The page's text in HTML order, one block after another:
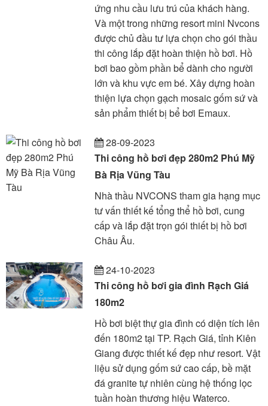
ứng nhu cầu lưu trú của khách hàng.
Và một trong những resort mini Nvcons
được chủ đầu tư lựa chọn cho gói thầu
thi công lắp đặt hoàn thiện hồ bơi. Hồ
bơi bao gồm phần bể dành cho người
lớn và khu vực em bé. Xây dựng hoàn
thiện lựa chọn gạch mosaic gốm sứ và
sản phẩm thiết bị bể bơi Emaux.
28-09-2023
Thi công hồ bơi đẹp 280m2 Phú Mỹ
Bà Rịa Vũng Tàu
Nhà thầu NVCONS tham gia hạng mục
tư vấn thiết kế tổng thể hồ bơi, cung
cấp và lắp đặt trọn gói thiết bị hồ bơi
Châu Âu.
24-10-2023
Thi công hồ bơi gia đình Rạch Giá
180m2
Hồ bơi biệt thự gia đình có diện tích lên
đến 180m2 tại TP. Rạch Giá, tỉnh Kiên
Giang được thiết kế đẹp như resort. Vật
liệu sử dụng gốm sứ cao cấp, bề mặt
đá granite tự nhiên cùng hệ thống lọc
tuần hoàn thương hiệu Waterco.